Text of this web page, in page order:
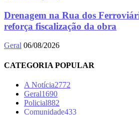
Drenagem na Rua dos
reforça fiscalização da obra
Geral 06/08/2026
CATEGORIA POPULAR
A Notícia2772
Geral1690
Policial882
Comunidade433